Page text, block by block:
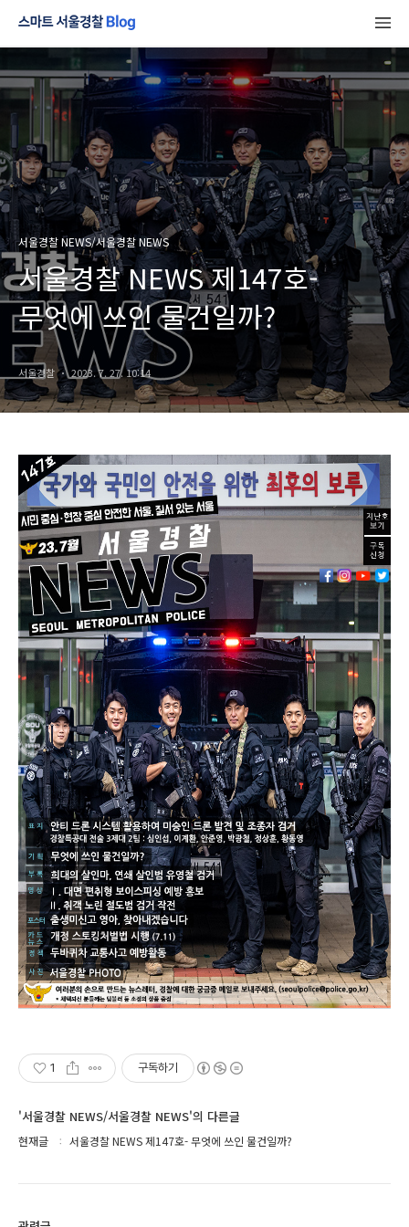
서울경찰 NEWS/서울경찰 NEWS
서울경찰 NEWS 제147호-
무엇에 쓰인 물건일까?
서울경찰 2023. 7. 27. 10:14
1 구독하기
'서울경찰 NEWS/서울경찰 NEWS'의 다른글
현재글 서울경찰 NEWS 제147호- 무엇에 쓰인 물건일까?